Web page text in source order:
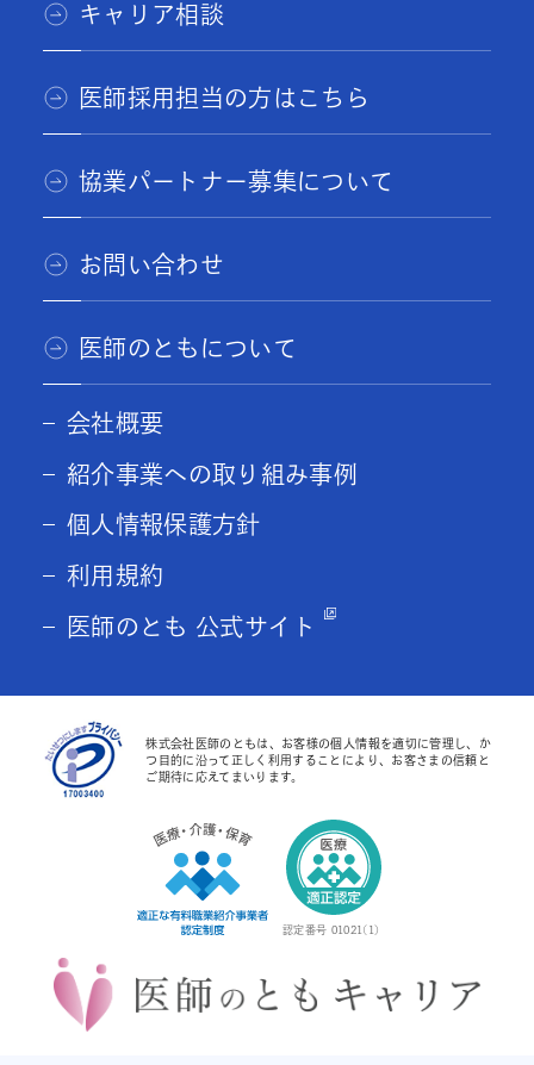
キャリア相談
医師採用担当の方はこちら
協業パートナー募集について
お問い合わせ
医師のともについて
会社概要
紹介事業への取り組み事例
個人情報保護方針
利用規約
医師のとも 公式サイト
認定番号 01021(1)
株式会社医師のともは、お客様の個人情報を適切に管理し、か
つ目的に沿って正しく利用することにより、お客さまの信頼と
ご期待に応えてまいります。